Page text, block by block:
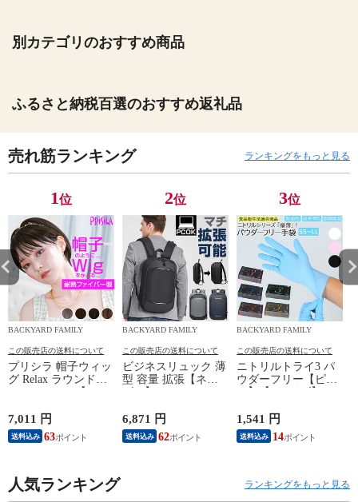
別カテゴリのおすすめ商品
ふるさと納税百選のおすすめ返礼品
売れ筋ランキング ランキングをもっと見る
1位
BACKYARD FAMILY
この販売店の送料について
プリシラ 帽子ウィッ
グ Relax ラウンドマ
ッシュ BO-05【TDB/
ン】
7,011 円
送料込み 63
2位
BACKYARD FAMILY
この販売店の送料について
ビジネスリュック 薄
型 容量 拡張【ネイ
ビー】
6,871 円
送料込み 62
3位
BACKYARD FAMILY
この販売店の送料について
ニトリルトライ3 パ
ウダーフリー【ピン
ク】【Lサイズ】
1,541 円
送料込み 14
人気ランキング ランキングをもっと見る